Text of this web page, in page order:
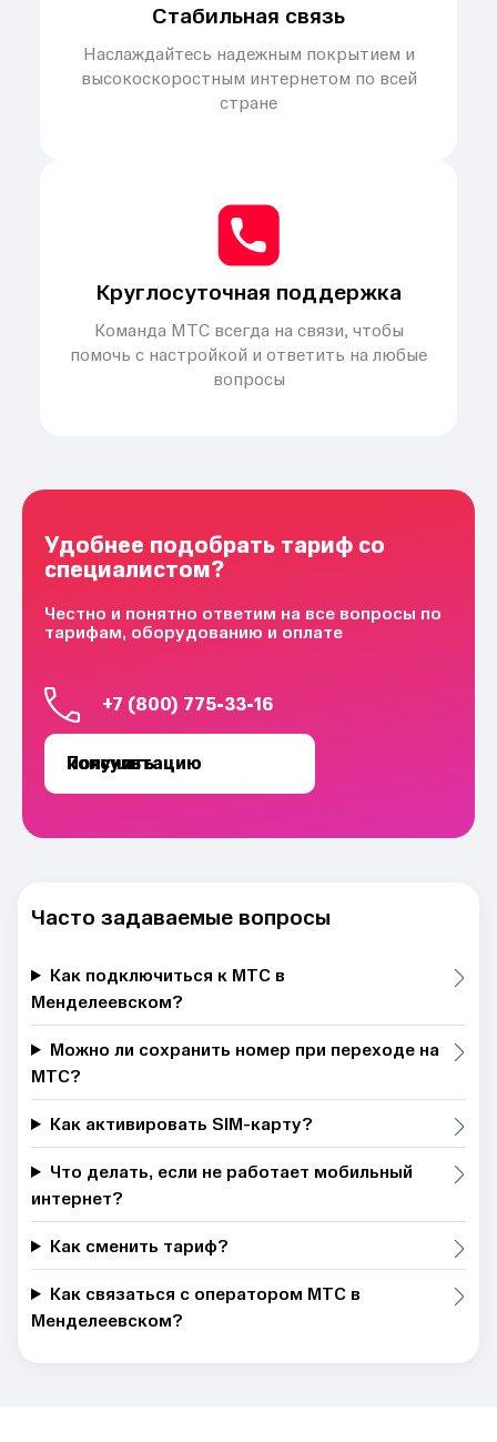
Стабильная связь
Наслаждайтесь надежным покрытием и
высокоскоростным интернетом по всей
стране
Круглосуточная поддержка
Команда МТС всегда на связи, чтобы
помочь с настройкой и ответить на любые
вопросы
Удобнее подобрать тариф со
специалистом?
Честно и понятно ответим на все вопросы по
тарифам, оборудованию и оплате
+7 (800) 775-33-16
Получить консультацию
Часто задаваемые вопросы
Как подключиться к МТС в
Менделеевском?
Можно ли сохранить номер при переходе на
МТС?
Как активировать SIM-карту?
Что делать, если не работает мобильный
интернет?
Как сменить тариф?
Как связаться с оператором МТС в
Менделеевском?